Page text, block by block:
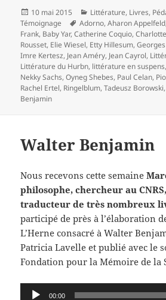
Publié
le
10 mai 2015 Catégories
Littérature, Livres,
Témoignage
Mots-
clés
Adorno,Aharon Appelfeld
Frank, Baby Yar,Catherine Coquio,
Rousset, Elie Wiesel, Etty Hillesum,
Imre Kertesz, Jean Améry, Jean Cayrol,
Littérature du Hurbn, littérature en suspens,
Nekky Sachs,Oyneg Shebes, Paul Celan,
Rachel Ertel, Ringelblum,Tadeusz Borowski
Benjamin
Walter Benjamin
Nous recevons cette semaine
philosophe, chercheur au
traducteur de très nombreux
participé de près à l’élaboration
L’Herne consacré à Walter
Patricia Lavelle et publié avec le
Fondation pour la Mémoire de la
Lecteur 00:00